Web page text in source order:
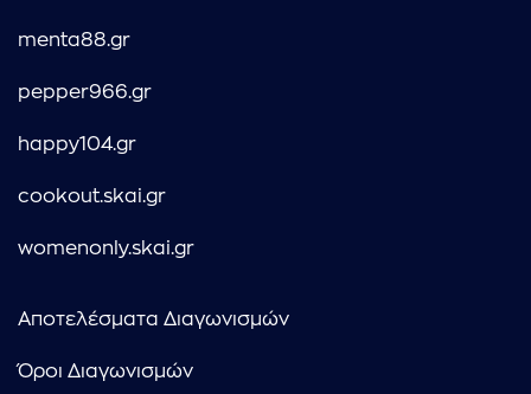
menta88.gr
pepper966.gr
happy104.gr
cookout.skai.gr
womenonly.skai.gr
Αποτελέσματα Διαγωνισμών
Όροι Διαγωνισμών